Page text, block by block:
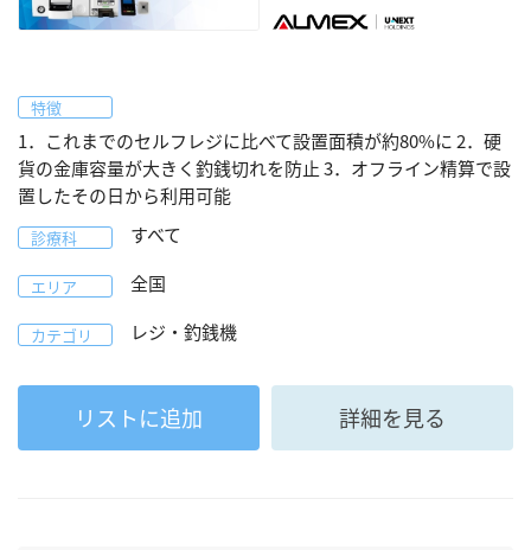
特徴
1．これまでのセルフレジに比べて設置面積が約80%に 2．硬
貨の金庫容量が大きく釣銭切れを防止 3．オフライン精算で設
置したその日から利用可能
診療科 すべて
エリア 全国
カテゴリ レジ・釣銭機
リストに追加 詳細を見る